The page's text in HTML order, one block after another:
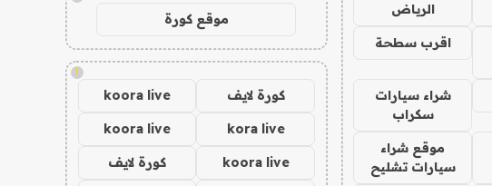
الرياض
اقرب سطحة
شراء سيارات
سكراب
موقع شراء
سيارات تشليح
موقع كورة
!
كورة لايف koora live
kora live
koora live
koora live كورة لايف